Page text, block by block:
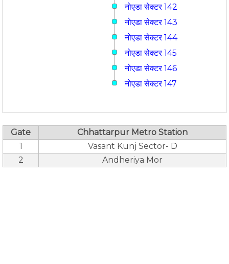
नोएडा सेक्टर 142
नोएडा सेक्टर 143
नोएडा सेक्टर 144
नोएडा सेक्टर 145
नोएडा सेक्टर 146
नोएडा सेक्टर 147
Gate
Chhattarpur Metro Station
1
Vasant Kunj Sector- D
2
Andheriya Mor